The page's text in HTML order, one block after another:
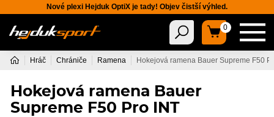
Nové plexi Hejduk OptiX je tady! Objev čistší výhled.
0
Hráč Chrániče Ramena Hokejová ramena Bauer Supreme F50
Hokejová ramena Bauer
Supreme F50 Pro INT